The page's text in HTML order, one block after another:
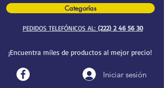
Categorías
PEDIDOS TELEFÓNICOS AL: (222) 2 46 56 30
¡Encuentra miles de productos al mejor precio!
Iniciar sesión